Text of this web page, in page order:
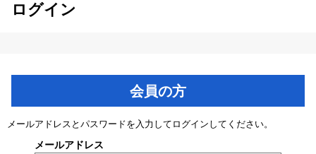
ログイン
会員の方
メールアドレスとパスワードを入力してログインしてください。
メールアドレス